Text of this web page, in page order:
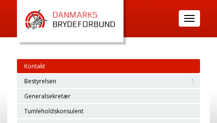
Toggle
navigation
Kontakt
Bestyrelsen
Generalsekretær
Tumleholdskonsulent